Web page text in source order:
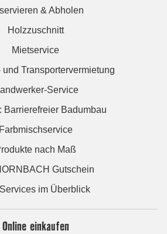
& Abholen
Holzzuschnitt
Mietservice
Transportervermietung
Service
Barrierefreier Badumbau
Farbmischservice
nach Maß
Gutschein
im Überblick
Online einkaufen